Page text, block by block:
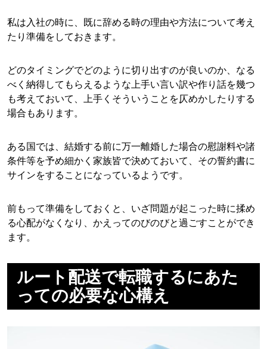
私は入社の時に、既に辞める時の理由や方法について考え
たり準備をしておきます。
どのタイミングでどのように切り出すのが良いのか、なる
べく納得してもらえるような上手い言い訳や作り話を幾つ
も考えておいて、上手くそういうことを仄めかしたりする
場合もあります。
ある国では、結婚する前に万一離婚した場合の慰謝料や諸
条件等を予め細かく家族皆で決めておいて、その誓約書に
サインをすることになっているようです。
前もって準備をしておくと、いざ問題が起こった時に揉め
る心配がなくなり、かえってのびのびと過ごすことができ
ます。
ルート配送で転職するにあた
っての必要な心構え